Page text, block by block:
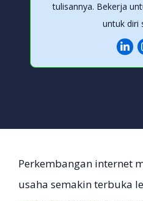
tulisannya. Bekerja
untuk diri
Perkembangan internet
usaha semakin terbuka